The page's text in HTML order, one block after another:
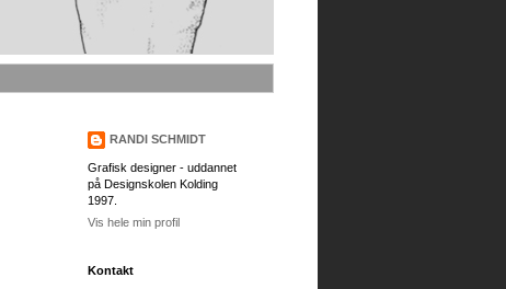
RANDI SCHMIDT
Grafisk designer - uddannet
på Designskolen Kolding
1997.
Vis hele min profil
Kontakt